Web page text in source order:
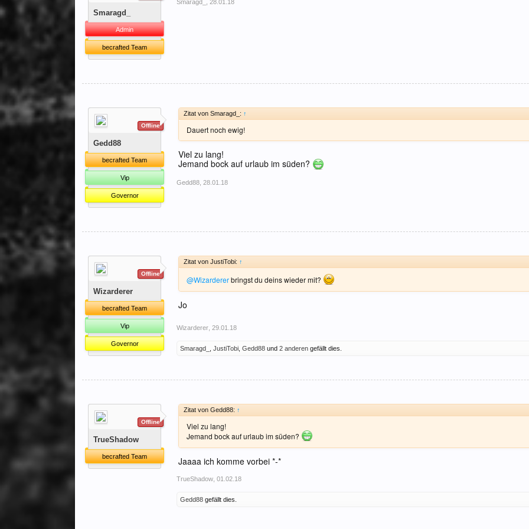
Smaragd_
Admin
becrafted Team
Smaragd_ 28.01.18
Offline
Gedd88
becrafted Team
Vip
Governor
Zitat von Smaragd_: ↑
Dauert noch ewig!
Viel zu lang!
Jemand bock auf urlaub im süden?
Gedd88 28.01.18
Offline
Wizarderer
becrafted Team
Vip
Governor
Zitat von JustiTobi: ↑
@Wizardererbringst du deins wieder mit?
Jo
Wizarderer 29.01.18
Smaragd_ JustiTobi Gedd88 und 2 anderen gefällt dies.
Offline
TrueShadow
becrafted Team
Zitat von Gedd88: ↑
Viel zu lang!
Jemand bock auf urlaub im süden?
Jaaaa ich komme vorbei *-*
TrueShadow 01.02.18
Gedd88 gefällt dies.